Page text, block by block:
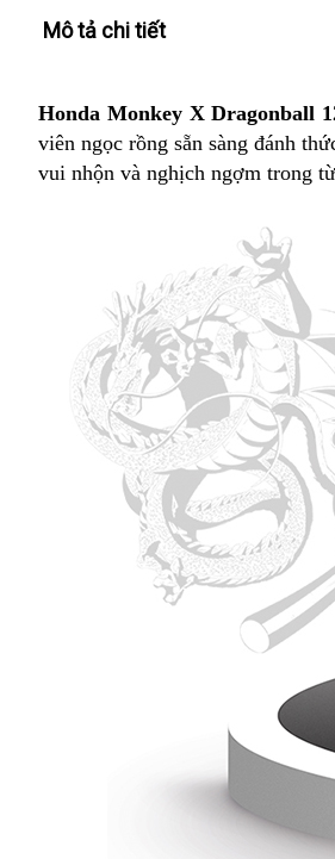
Mô tả chi tiết
Honda Monkey X Dragonball
viên ngọc rồng sẵn sàng đánh
vui nhộn và nghịch ngợm trong